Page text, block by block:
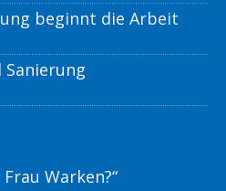
beginnt die Arbeit
Warken?“